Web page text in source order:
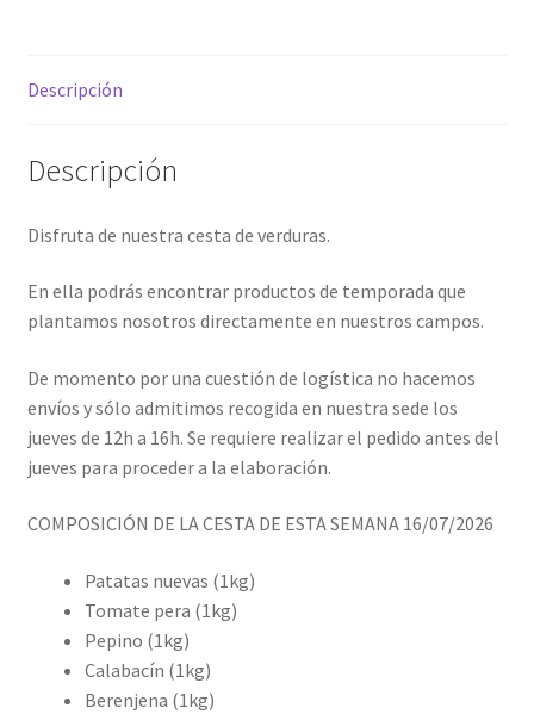
Descripción
Descripción
Disfruta de nuestra cesta de verduras.
En ella podrás encontrar productos de temporada que
plantamos nosotros directamente en nuestros campos.
De momento por una cuestión de logística no hacemos
envíos y sólo admitimos recogida en nuestra sede los
jueves de 12h a 16h. Se requiere realizar el pedido antes del
jueves para proceder a la elaboración.
COMPOSICIÓN DE LA CESTA DE ESTA SEMANA 16/07/2026
Patatas nuevas (1kg)
Tomate pera (1kg)
Pepino (1kg)
Calabacín (1kg)
Berenjena (1kg)